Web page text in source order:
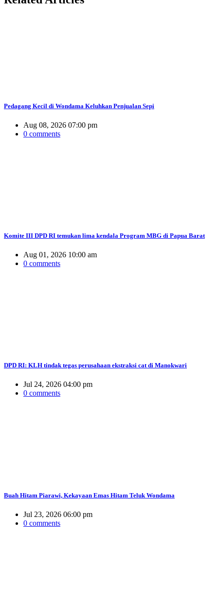
Pedagang Kecil di Wondama Keluhkan Penjualan Sepi
Aug 08, 2026 07:00 pm
0 comments
Komite III DPD RI temukan lima kendala Program MBG di Papua Barat
Aug 01, 2026 10:00 am
0 comments
DPD RI: KLH tindak tegas perusahaan ekstraksi cat di Manokwari
Jul 24, 2026 04:00 pm
0 comments
Buah Hitam Piarawi, Kekayaan Emas Hitam Teluk Wondama
Jul 23, 2026 06:00 pm
0 comments